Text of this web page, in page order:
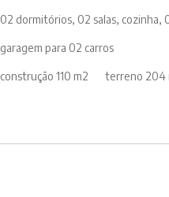
02 dormitórios, 02 salas, cozinha,
garagem para 02 carros
construção 110 m2 terreno 204